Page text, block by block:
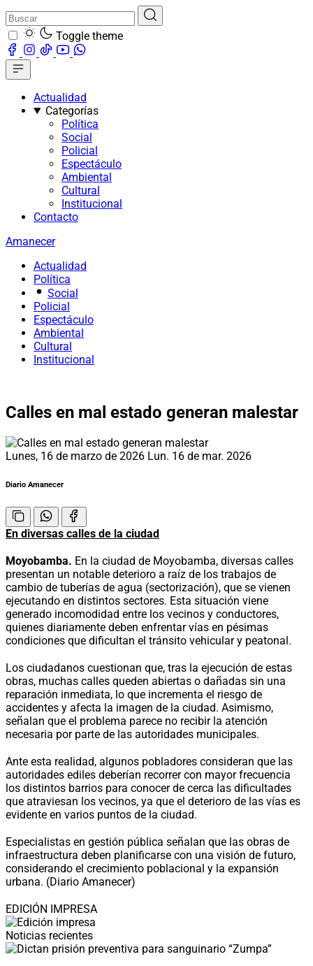
Toggle theme
Actualidad
Categorías
Política
Social
Policial
Espectáculo
Ambiental
Cultural
Institucional
Contacto
Amanecer
Actualidad
Política
Social
Policial
Espectáculo
Ambiental
Cultural
Institucional
Calles en mal estado generan malestar
Lunes, 16 de marzo de 2026 Lun. 16 de mar. 2026
Diario Amanecer
En diversas calles de la ciudad
Moyobamba. En la ciudad de Moyobamba, diversas calles
presentan un notable deterioro a raíz de los trabajos de
cambio de tuberías de agua (sectorización), que se vienen
ejecutando en distintos sectores. Esta situación viene
generado incomodidad entre los vecinos y conductores,
quienes diariamente deben enfrentar vías en pésimas
condiciones que dificultan el tránsito vehicular y peatonal.
Los ciudadanos cuestionan que, tras la ejecución de estas
obras, muchas calles queden abiertas o dañadas sin una
reparación inmediata, lo que incrementa el riesgo de
accidentes y afecta la imagen de la ciudad. Asimismo,
señalan que el problema parece no recibir la atención
necesaria por parte de las autoridades municipales.
Ante esta realidad, algunos pobladores consideran que las
autoridades ediles deberían recorrer con mayor frecuencia
los distintos barrios para conocer de cerca las dificultades
que atraviesan los vecinos, ya que el deterioro de las vías es
evidente en varios puntos de la ciudad.
Especialistas en gestión pública señalan que las obras de
infraestructura deben planificarse con una visión de futuro,
considerando el crecimiento poblacional y la expansión
urbana. (Diario Amanecer)
EDICIÓN IMPRESA
Noticias recientes